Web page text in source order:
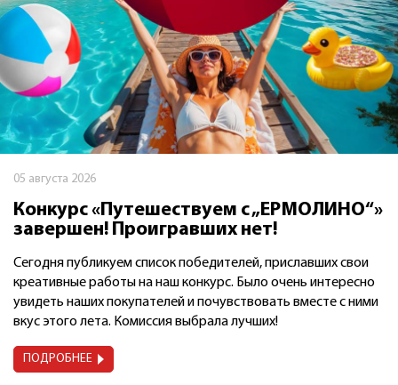
05 августа 2026
Конкурс «Путешествуем с „ЕРМОЛИНО“»
завершен! Проигравших нет!
Сегодня публикуем список победителей, приславших свои
креативные работы на наш конкурс. Было очень интересно
увидеть наших покупателей и почувствовать вместе с ними
вкус этого лета. Комиссия выбрала лучших!
ПОДРОБНЕЕ